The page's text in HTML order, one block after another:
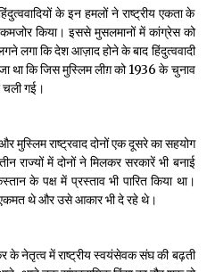
के इन हमलों ने राष्ट्रीय एकता के
किया। इससे मुसलमानों में कांग्रेस को
लगा कि देश आज़ाद होने के बाद हिंदुत्ववादी
था कि जिस मुस्लिम लीग़ को 1936 के चुनाव
चली गई।
मुस्लिम राष्ट्रवाद दोनों एक दूसरे का सहयोग
राज्यों में दोनों ने मिलकर सरकारें भी बनाई
के पक्ष में प्रस्ताव भी पारित किया था।
एकमत थे और उसे आकार भी दे रहे थे।
के नेतृत्व में राष्ट्रीय स्वयंसेवक संघ की बढ़ती